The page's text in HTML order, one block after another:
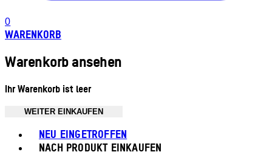
0
WARENKORB
Warenkorb ansehen
Ihr Warenkorb ist leer
WEITER EINKAUFEN
NEU EINGETROFFEN
NACH PRODUKT EINKAUFEN